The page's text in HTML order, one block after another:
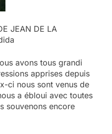
JEAN DE LA
avons tous grandi
apprises depuis
ci nous sont venus de
a ébloui avec toutes
souvenons encore